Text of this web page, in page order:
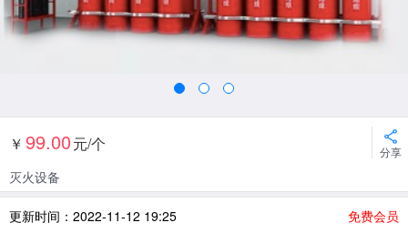
￥ 99.00元/个 分享
灭火设备
更新时间：2022-11-12 19:25 免费会员